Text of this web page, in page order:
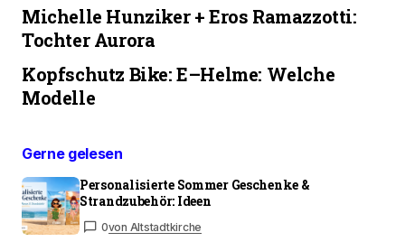
Michelle Hunziker + Eros Ramazzotti:
Tochter Aurora
Kopfschutz Bike: E–Helme: Welche
Modelle
Gerne gelesen
Personalisierte Sommer Geschenke &
Strandzubehör: Ideen
0von Altstadtkirche